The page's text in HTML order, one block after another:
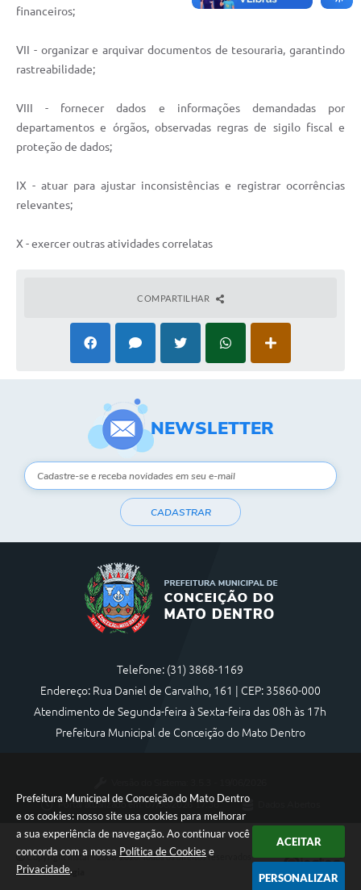
Prefeitura Municipal de Conceição do Mato Dentro
e os cookies: nosso site usa cookies para melhorar
a sua experiência de navegação. Ao continuar você
concorda com a nossa Política de Cookies e
Privacidade.
ACEITAR
PERSONALIZAR
Contratos
Arquivos para Download
Galeria de Vídeos
A Prefeitura
financeiros;
VII - organizar e arquivar documentos de tesouraria, garantindo
rastreabilidade;
VIII - fornecer dados e informações demandadas por
departamentos e órgãos, observadas regras de sigilo fiscal e
proteção de dados;
IX - atuar para ajustar inconsistências e registrar ocorrências
relevantes;
X - exercer outras atividades correlatas
COMPARTILHAR
NEWSLETTER
CADASTRAR
Telefone: (31) 3868-1169
Endereço: Rua Daniel de Carvalho, 161 | CEP: 35860-000
Atendimento de Segunda-feira à Sexta-feira das 08h às 17h
Prefeitura Municipal de Conceição do Mato Dentro
Portal atualizado em:07/08/2026 17:36
Copyright Instar - 2006-2026. Todos os direitos reservados -
Instar Tecnologia